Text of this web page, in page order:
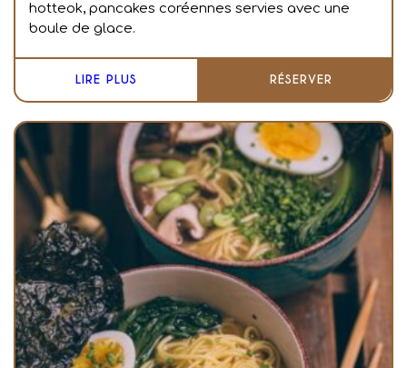
hotteok, pancakes coréennes servies avec une
boule de glace.
LIRE PLUS RÉSERVER